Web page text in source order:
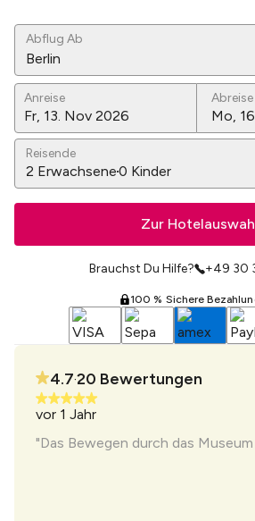
Abflug Ab
Berlin
Anreise Abreise
Reisende
2 Erwachsene0 Kinder
Zur
Brauchst Du Hilfe? +49 30
100 % Sichere
4.7•20 Bewertungen
vor 1 Jahr
"Das Bewegen durch das